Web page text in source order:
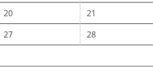
20 21
27 28